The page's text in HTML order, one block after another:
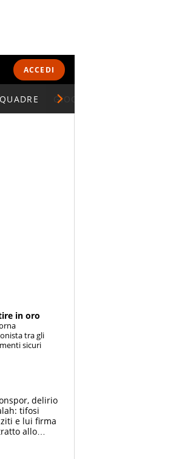
ACCEDI
E CLASSIFICHEGIOCATORI SERIE A
in oro
tra gli
sicuri
delirio
tifosi
e lui firma
allo